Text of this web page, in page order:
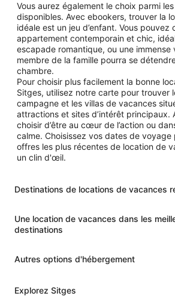
Vous aurez également le choix parmi
disponibles. Avec ebookers, trouver la location de vacances
idéale est un jeu d’enfant. Vous pouvez
appartement contemporain et chic,
escapade romantique, ou une immense
membre de la famille pourra se
chambre.
Pour choisir plus facilement la bonne
Sitges, utilisez notre carte pour trouver
campagne et les villas de vacances
attractions et sites d’intérêt principaux.
choisir d’être au cœur de l’action ou
calme. Choisissez vos dates de voyage
offres les plus récentes de location de
un clin d'œil.
Destinations de locations de vacances
Une location de vacances dans les
destinations
Autres options d'hébergement
Explorez Sitges